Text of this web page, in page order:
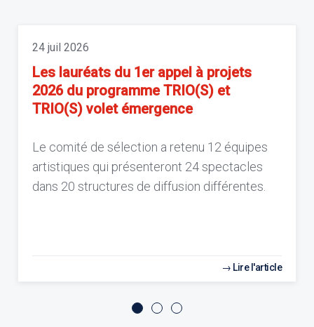
24 juil 2026
Les lauréats du 1er appel à projets
2026 du programme TRIO(S) et
TRIO(S) volet émergence
Le comité de sélection a retenu 12 équipes
artistiques qui présenteront 24 spectacles
dans 20 structures de diffusion différentes.
Lire l'article